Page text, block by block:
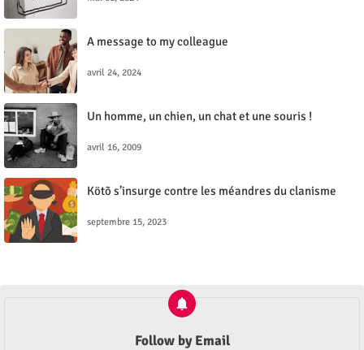
A message to my colleague
avril 24, 2024
Un homme, un chien, un chat et une souris !
avril 16, 2009
Kötõ s’insurge contre les méandres du clanisme
septembre 15, 2023
Follow by Email